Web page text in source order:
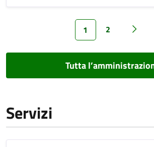
1 2
Tutta
Servizi